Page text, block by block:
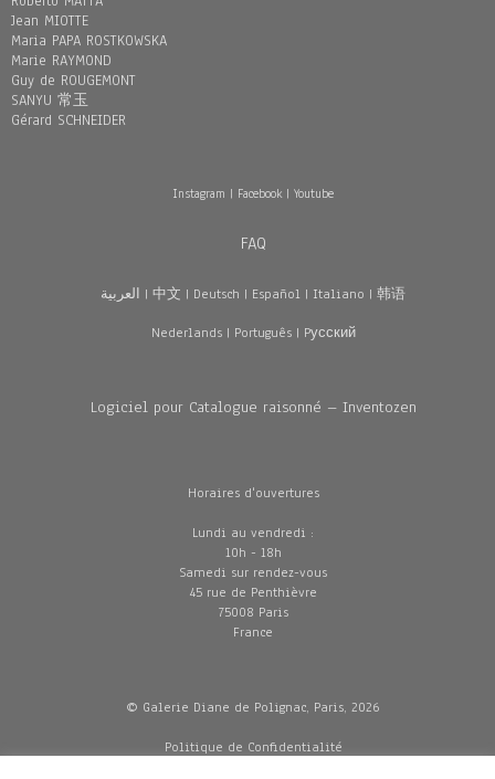
Jean MIOTTE
Maria PAPA ROSTKOWSKA
Marie RAYMOND
Guy de ROUGEMONT
SANYU 常玉
Gérard SCHNEIDER
Instagram | Facebook| Youtube
FAQ
العربية | 中文 | Deutsch | Español | Italiano | 韩语
Nederlands| Português| Pусский
Logiciel pour Catalogue raisonné – Inventozen
Horaires d'ouvertures
Lundi au vendredi :
10h - 18h
Samedi sur rendez-vous
45 rue de Penthièvre
75008 Paris
France
© Galerie Diane de Polignac, Paris, 2026
Politique de Confidentialité